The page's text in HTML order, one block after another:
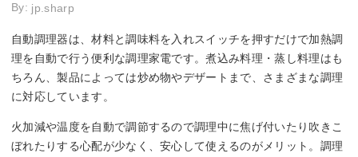
By: jp.sharp
自動調理器は、材料と調味料を入れスイッチを押すだけで加熱調
理を自動で行う便利な調理家電です。煮込み料理・蒸し料理はも
ちろん、製品によっては炒め物やデザートまで、さまざまな調理
に対応しています。
火加減や温度を自動で調節するので調理中に焦げ付いたり吹きこ
ぼれたりする心配が少なく、安心して使えるのがメリット。調理